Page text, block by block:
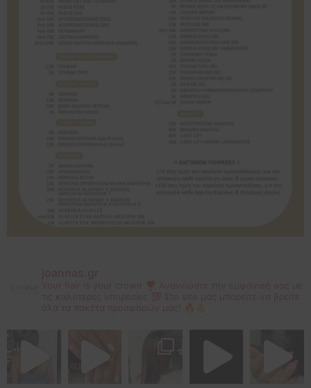
όλα τα πακέτα προσφορών μας! 🔥👌